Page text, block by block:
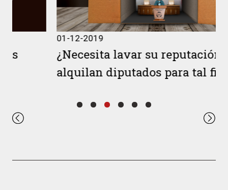
01-12-2019
¿Necesita lavar su reputación? Se
alquilan diputados para tal fin